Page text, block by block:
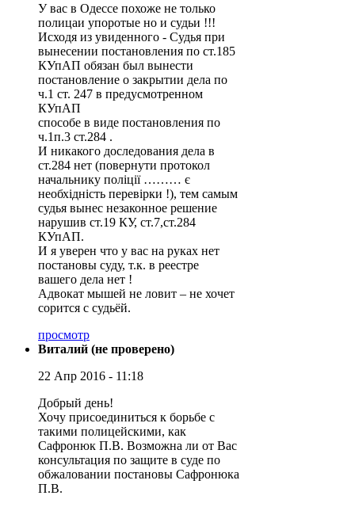
У вас в Одессе похоже не только
полицаи упоротые но и судьи !!!
Исходя из увиденного - Судья при
вынесении постановления по ст.185
КУпАП обязан был вынести
постановление о закрытии дела по
ч.1 ст. 247 в предусмотренном
КУпАП
способе в виде постановления по
ч.1п.3 ст.284 .
И никакого доследования дела в
ст.284 нет (повернути протокол
начальнику поліції ……… є
необхідність перевірки !), тем самым
судья вынес незаконное решение
нарушив ст.19 КУ, ст.7,ст.284
КУпАП.
И я уверен что у вас на руках нет
постановы суду, т.к. в реестре
вашего дела нет !
Адвокат мышей не ловит – не хочет
сорится с судьёй.
просмотр
Виталий (не проверено)
22 Апр 2016 - 11:18
Добрый день!
Хочу присоединиться к борьбе с
такими полицейскими, как
Сафронюк П.В. Возможна ли от Вас
консультация по защите в суде по
обжаловании постановы Сафронюка
П.В.